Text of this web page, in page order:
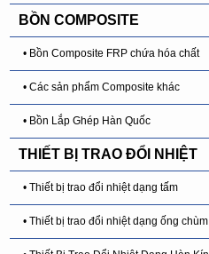
BỒN COMPOSITE
• Bồn Composite FRP chứa hóa chất
• Các sản phẩm Composite khác
• Bồn Lắp Ghép Hàn Quốc
THIẾT BỊ TRAO ĐỔI NHIỆT
• Thiết bị trao đổi nhiệt dạng tấm
• Thiết bị trao đổi nhiệt dạng ống chùm